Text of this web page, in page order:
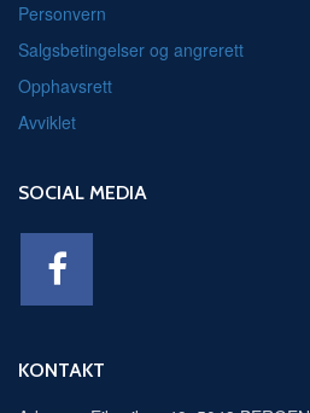
Personvern
Salgsbetingelser og angrerett
Opphavsrett
Avviklet
SOCIAL MEDIA
KONTAKT